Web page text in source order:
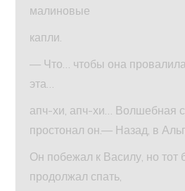
малиновые
капли.
— Что… чтобы она
эта…
апч-хи, апч-хи… Волшебная
простонал он.— Назад, в
Он побежал к Василу, но тот
продолжал спать,